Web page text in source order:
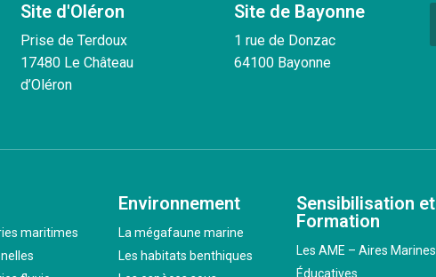
Site d'Oléron
Prise de Terdoux
17480 Le Château
d’Oléron
Site de Bayonne
1 rue de Donzac
64100 Bayonne
maritimes
Environnement
La mégafaune marine
Les habitats benthiques
Sensibilisation et
Formation
Les AME – Aires Marines
Éducatives